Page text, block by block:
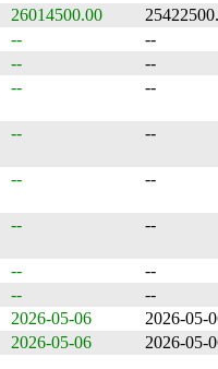
26014500.00
--
--
--
--
-- --
-- --
-- --
-- --
--
--
--
--
2026-05-06
2026-05-
2026-05-06 2026-05-